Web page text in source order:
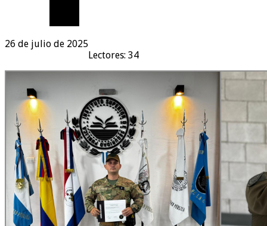
26 de julio de 2025
Lectores: 34